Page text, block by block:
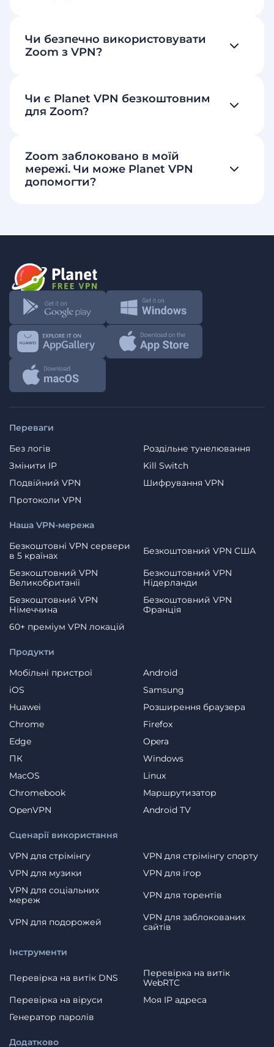
Чи безпечно використовувати
Zoom з VPN?
Чи є Planet VPN безкоштовним
для Zoom?
Zoom заблоковано в моїй
мережі. Чи може Planet VPN
допомогти?
Переваги
Без логів
Роздільне тунелювання
Змінити IP
Kill Switch
Подвійний VPN
Шифрування VPN
Протоколи VPN
Продукти
Мобільні пристрої
Android
iOS
Samsung
Huawei
Розширення браузера
Chrome
Firefox
Edge
Opera
ПК
Windows
MacOS
Linux
Chromebook
Маршрутизатор
OpenVPN
Android TV
Сценарії використання
VPN для стрімінгу
VPN для стрімінгу спорту
VPN для музики
VPN для ігор
VPN для соціальних
мереж
VPN для торентів
VPN для подорожей
VPN для заблокованих
сайтів
Додатково
Наша VPN-мережа
Безкоштовні VPN сервери
в 5 країнах
Безкоштовний VPN США
Безкоштовний VPN
Великобританії
Безкоштовний VPN
Нідерланди
Безкоштовний VPN
Німеччина
Безкоштовний VPN
Франція
60+ преміум VPN локацій
Інструменти
Перевірка на витік DNS
Перевірка на витік
WebRTC
Перевірка на віруси
Моя IP адреса
Генератор паролів